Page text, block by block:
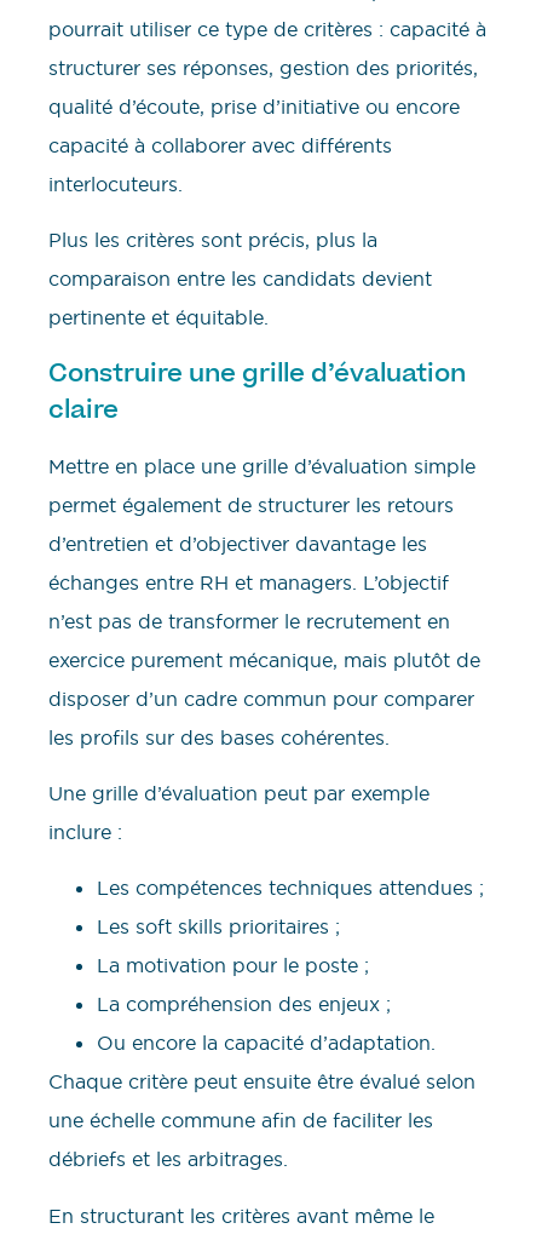
pourrait utiliser ce type de critères : capacité à
structurer ses réponses, gestion des priorités,
qualité d’écoute, prise d’initiative ou encore
capacité à collaborer avec différents
interlocuteurs.
Plus les critères sont précis, plus la
comparaison entre les candidats devient
pertinente et équitable.
Construire une grille d’évaluation
claire
Mettre en place une grille d’évaluation simple
permet également de structurer les retours
d’entretien et d’objectiver davantage les
échanges entre RH et managers. L’objectif
n’est pas de transformer le recrutement en
exercice purement mécanique, mais plutôt de
disposer d’un cadre commun pour comparer
les profils sur des bases cohérentes.
Une grille d’évaluation peut par exemple
inclure :
Les compétences techniques attendues ;
Les soft skills prioritaires ;
La motivation pour le poste ;
La compréhension des enjeux ;
Ou encore la capacité d’adaptation.
Chaque critère peut ensuite être évalué selon
une échelle commune afin de faciliter les
débriefs et les arbitrages.
En structurant les critères avant même le